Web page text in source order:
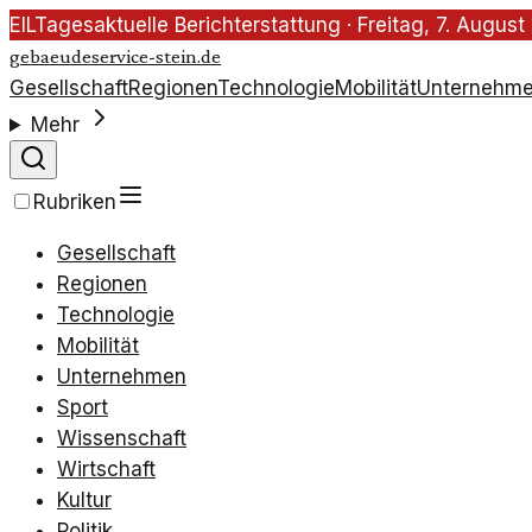
EILTagesaktuelle Berichterstattung · Freitag, 7. August
gebaeudeservice-stein.de
GesellschaftRegionenTechnologieMobilität
Mehr
Rubriken
Gesellschaft
Regionen
Technologie
Mobilität
Unternehmen
Sport
Wissenschaft
Wirtschaft
Kultur